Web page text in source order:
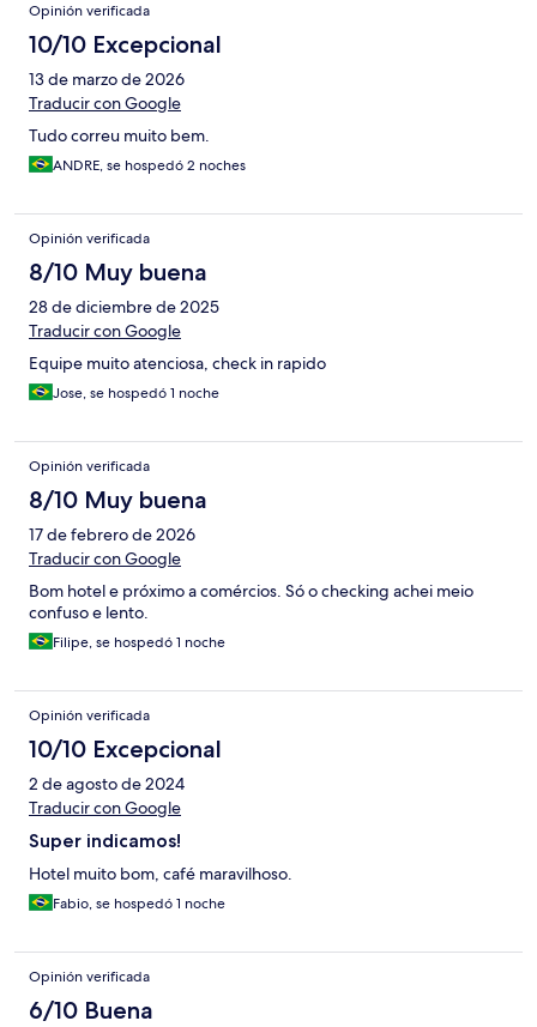
Opinión verificada
10/10 Excepcional
13 de marzo de 2026
Traducir con Google
Tudo correu muito bem.
ANDRE, se hospedó 2 noches
Opinión verificada
8/10 Muy buena
28 de diciembre de 2025
Traducir con Google
Equipe muito atenciosa, check in rapido
Jose, se hospedó 1 noche
Opinión verificada
8/10 Muy buena
17 de febrero de 2026
Traducir con Google
Bom hotel e próximo a comércios. Só o checking achei meio
confuso e lento.
Filipe, se hospedó 1 noche
Opinión verificada
10/10 Excepcional
2 de agosto de 2024
Traducir con Google
Super indicamos!
Hotel muito bom, café maravilhoso.
Fabio, se hospedó 1 noche
Opinión verificada
6/10 Buena